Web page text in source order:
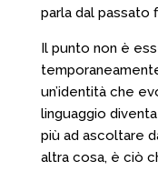
parla dal passato
Il punto non è
un’identità che
linguaggio
più ad ascoltare
altra cosa, è ciò